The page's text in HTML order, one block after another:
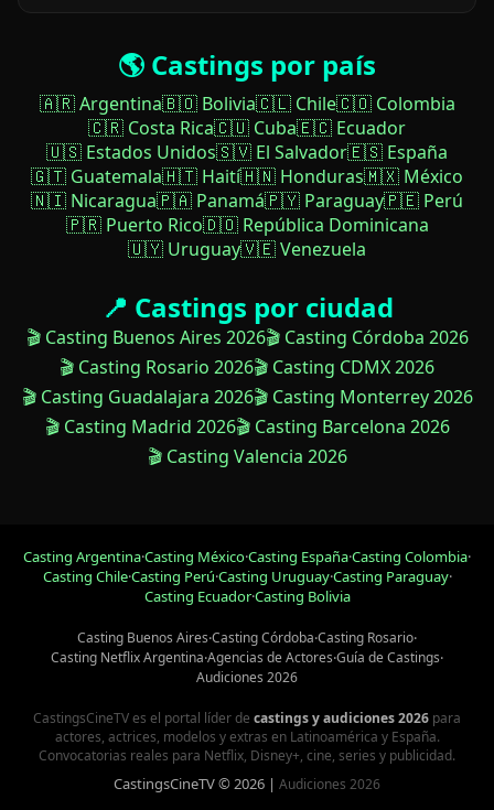
🌎 Castings por país
🇦🇷 Argentina🇧🇴 Bolivia🇨🇱 Chile🇨🇴 Colombia
🇨🇷 Costa Rica🇨🇺 Cuba🇪🇨 Ecuador
🇺🇸 Estados Unidos🇸🇻 El Salvador🇪🇸 España
🇬🇹 Guatemala🇭🇹 Haití🇭🇳 Honduras🇲🇽 México
🇳🇮 Nicaragua🇵🇦 Panamá🇵🇾 Paraguay🇵🇪 Perú
🇵🇷 Puerto Rico🇩🇴 República Dominicana
🇺🇾 Uruguay🇻🇪 Venezuela
📍 Castings por ciudad
🎬 Casting Buenos Aires 2026🎬 Casting Córdoba 2026
🎬 Casting Rosario 2026🎬 Casting CDMX 2026
🎬 Casting Guadalajara 2026🎬 Casting Monterrey 2026
🎬 Casting Madrid 2026🎬 Casting Barcelona 2026
🎬 Casting Valencia 2026
Casting Argentina·Casting México·Casting España·Casting Colombia·
Casting Chile·Casting Perú·Casting Uruguay·Casting Paraguay·
Casting Ecuador·Casting Bolivia
Casting Buenos Aires·Casting Córdoba·Casting Rosario·
Casting Netflix Argentina·Agencias de Actores·Guía de Castings·
Audiciones 2026
CastingsCineTV es el portal líder de castings y audiciones 2026 para
actores, actrices, modelos y extras en Latinoamérica y España.
Convocatorias reales para Netflix, Disney+, cine, series y publicidad.
CastingsCineTV © 2026 | Audiciones 2026